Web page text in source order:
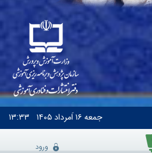
جمعه۱۶ اَمرداد ۱۴۰۵ ۱۳:۳۳
ورود